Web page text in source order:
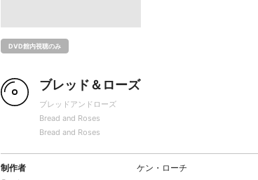
DVD館内視聴のみ
ブレッド＆ローズ
ブレッドアンドローズ
Bread and Roses
Bread and Roses
制作者 ケン・ローチ